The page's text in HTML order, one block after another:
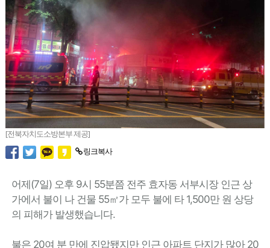
[전북자치도소방본부 제공]
링크복사
어제(7일) 오후 9시 55분쯤 전주 효자동 서부시장 인근 상
가에서 불이 나 건물 55㎡가 모두 불에 타 1,500만 원 상당
의 피해가 발생했습니다.
불은 20여 분 만에 진압됐지만 인근 아파트 단지가 많아 20